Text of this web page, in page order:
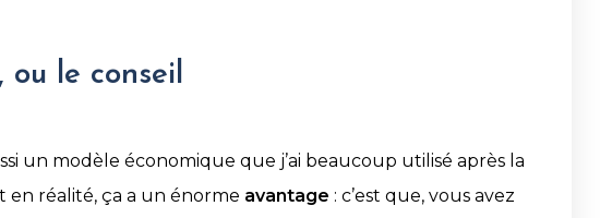
ou le conseil
un modèle économique que j’ai beaucoup utilisé après la
en réalité, ça a un énorme avantage : c’est que, vous avez